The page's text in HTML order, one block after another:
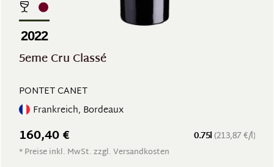
2022
5eme Cru Classé
PONTET CANET
Frankreich, Bordeaux
0.75l (213,87 €/l)
160,40 €
* Preise inkl. MwSt. zzgl. Versandkosten